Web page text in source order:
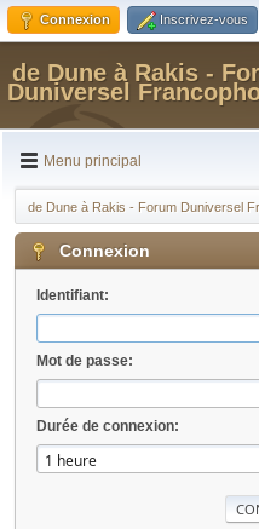
Connexion Inscrivez-vous
de Dune à Rakis -
Duniversel
Menu principal
de Dune à Rakis - Forum Duniversel
Connexion
Identifiant:
Mot de passe:
Durée de connexion: